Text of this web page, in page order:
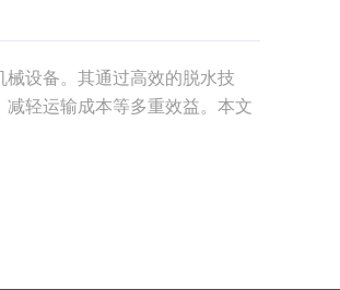
设备。其通过高效的脱水技
轻运输成本等多重效益。本文